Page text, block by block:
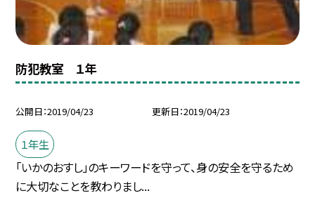
防犯教室 １年
公開日 2019/04/23 更新日 2019/04/23
１年生
「いかのおすし」のキーワードを守って、身の安全を守るため
に大切なことを教わりまし...